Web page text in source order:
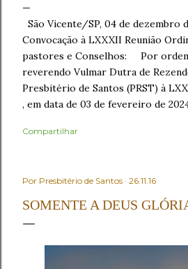
São Vicente/SP, 04 de
Convocação à LXXXII Reunião
pastores e Conselhos: Por
reverendo Vulmar Dutra de
Presbitério de Santos (PRST) à
, em data de 03 de fevereiro de
Aguiar, nº 612, Centro, São Vicente/
Ato de Verificação de Poderes , os
representantes das igrejas tomarão
igreja representada (CI/IPB, art.
Compartilhar
Por Presbitério de Santos 26.11.16
SOMENTE A DEUS